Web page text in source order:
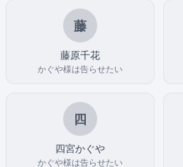
藤
藤原千花
かぐや様は告らせたい
四
四宮かぐや
かぐや様は告らせたい